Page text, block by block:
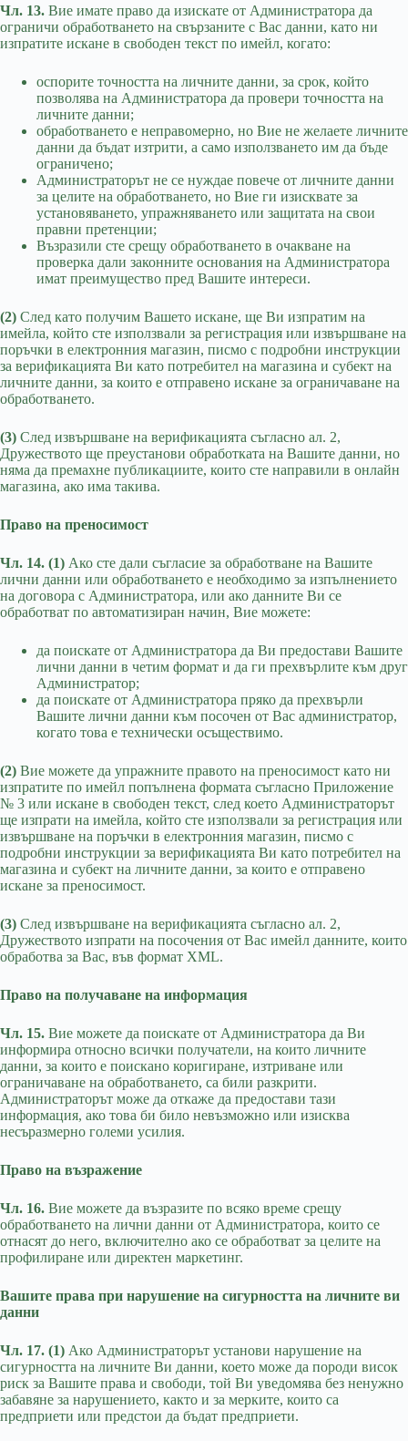
Чл. 13. Вие имате право да изискате от Администратора да
ограничи обработването на свързаните с Вас данни, като ни
изпратите искане в свободен текст по имейл, когато:
оспорите точността на личните данни, за срок, който
позволява на Администратора да провери точността на
личните данни;
обработването е неправомерно, но Вие не желаете личните
данни да бъдат изтрити, а само използването им да бъде
ограничено;
Администраторът не се нуждае повече от личните данни
за целите на обработването, но Вие ги изисквате за
установяването, упражняването или защитата на свои
правни претенции;
Възразили сте срещу обработването в очакване на
проверка дали законните основания на Администратора
имат преимущество пред Вашите интереси.
(2) След като получим Вашето искане, ще Ви изпратим на
имейла, който сте използвали за регистрация или извършване на
поръчки в електронния магазин, писмо с подробни инструкции
за верификацията Ви като потребител на магазина и субект на
личните данни, за които е отправено искане за ограничаване на
обработването.
(3) След извършване на верификацията съгласно ал. 2,
Дружеството ще преустанови обработката на Вашите данни, но
няма да премахне публикациите, които сте направили в онлайн
магазина, ако има такива.
Право на преносимост
Чл. 14. (1) Ако сте дали съгласие за обработване на Вашите
лични данни или обработването е необходимо за изпълнението
на договора с Администратора, или ако данните Ви се
обработват по автоматизиран начин, Вие можете:
да поискате от Администратора да Ви предостави Вашите
лични данни в четим формат и да ги прехвърлите към друг
Администратор;
да поискате от Администратора пряко да прехвърли
Вашите лични данни към посочен от Вас администратор,
когато това е технически осъществимо.
(2) Вие можете да упражните правото на преносимост като ни
изпратите по имейл попълнена формата съгласно Приложение
№ 3 или искане в свободен текст, след което Администраторът
ще изпрати на имейла, който сте използвали за регистрация или
извършване на поръчки в електронния магазин, писмо с
подробни инструкции за верификацията Ви като потребител на
магазина и субект на личните данни, за които е отправено
искане за преносимост.
(3) След извършване на верификацията съгласно ал. 2,
Дружеството изпрати на посочения от Вас имейл данните, които
обработва за Вас, във формат XML.
Право на получаване на информация
Чл. 15. Вие можете да поискате от Администратора да Ви
информира относно всички получатели, на които личните
данни, за които е поискано коригиране, изтриване или
ограничаване на обработването, са били разкрити.
Администраторът може да откаже да предостави тази
информация, ако това би било невъзможно или изисква
несъразмерно големи усилия.
Право на възражение
Чл. 16. Вие можете да възразите по всяко време срещу
обработването на лични данни от Администратора, които се
отнасят до него, включително ако се обработват за целите на
профилиране или директен маркетинг.
Вашите права при нарушение на сигурността на личните ви
данни
Чл. 17. (1) Ако Администраторът установи нарушение на
сигурността на личните Ви данни, което може да породи висок
риск за Вашите права и свободи, той Ви уведомява без ненужно
забавяне за нарушението, както и за мерките, които са
предприети или предстои да бъдат предприети.